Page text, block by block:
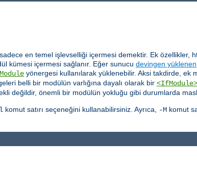
en temel işlevselliği içermesi demektir. Ek özellikler,
kümesi içermesi sağlanır. Eğer sunucu devingen yüklenen
yönergesi kullanılarak yüklenebilir. Aksi takdirde, ek
belli bir modülün varlığına dayalı olarak bir <IfModule>
değildir, önemli bir modülün yokluğu gibi durumlarda
komut satırı seçeneğini kullanabilirsiniz. Ayrıca, -M komut